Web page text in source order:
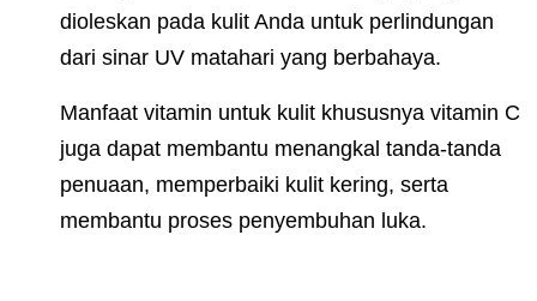
dioleskan pada kulit Anda untuk perlindungan
dari sinar UV matahari yang berbahaya.
Manfaat vitamin untuk kulit khususnya vitamin C
juga dapat membantu menangkal tanda-tanda
penuaan, memperbaiki kulit kering, serta
membantu proses penyembuhan luka.